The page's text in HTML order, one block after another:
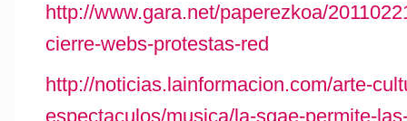
http://www.gara.net/paperezkoa/
cierre-webs-protestas-red
http://noticias.lainformacion.com/arte-
espectaculos/musica/la-sgae-permite-